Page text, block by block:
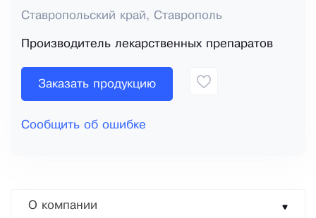
Ставропольский край, Ставрополь
Производитель лекарственных препаратов
Заказать продукцию
Сообщить об ошибке
О компании